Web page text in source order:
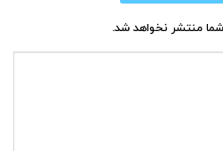
منتشر نخواهد شد.